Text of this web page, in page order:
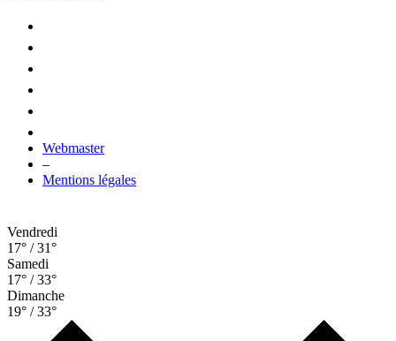
Webmaster
–
Mentions légales
Vendredi
17° / 31°
Samedi
17° / 33°
Dimanche
19° / 33°